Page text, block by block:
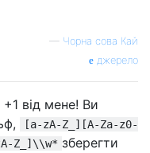
— Чорна сова Кай
джерело
+1 від мене! Ви
[a-zA-Z_][A-Za-z0-
Z_]\\w* зберегти